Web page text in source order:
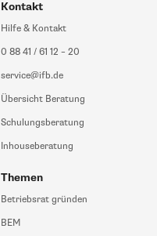
Kontakt
Hilfe & Kontakt
0 88 41 / 61 12 – 20
service@ifb.de
Übersicht Beratung
Schulungsberatung
Inhouseberatung
Themen
Betriebsrat gründen
BEM